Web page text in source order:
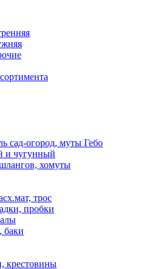
сад-огород, муты Гебо
и чугунный
хомуты
трос
пробки
баки
крестовины